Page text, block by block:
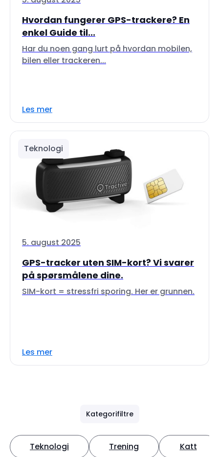
Hvordan fungerer GPS-trackere? En
enkel Guide til...
Har du noen gang lurt på hvordan mobilen,
bilen eller trackeren...
Les mer
Teknologi
5. august 2025
GPS-tracker uten SIM-kort? Vi svarer
på spørsmålene dine.
SIM-kort = stressfri sporing. Her er grunnen.
Les mer
Kategorifiltre
Teknologi Trening Katt